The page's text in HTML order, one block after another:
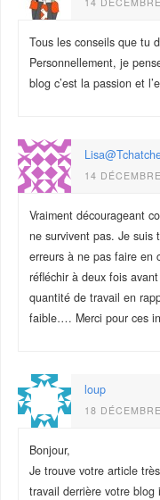
Tous les conseils que tu
Personnellement, je
blog c’est la passion et
14
Vraiment décourageant
ne survivent pas. Je suis
erreurs à ne pas faire en
réfléchir à deux fois
quantité de travail en
faible…. Merci pour ces
loup
18
Bonjour,
Je trouve votre article
travail derrière votre